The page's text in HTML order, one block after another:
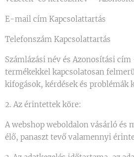
E-mail cím Kapcsolattartás
Telefonszám Kapcsolattartás
Számlázási név és Azonosítási
termékekkel kapcsolatosan
kifogások, kérdések és problémák
2. Az érintettek köre:
A webshop weboldalon vásárló és
élő, panaszt tevő valamennyi